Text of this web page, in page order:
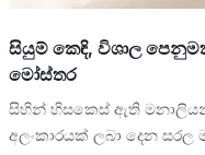
සියුම් කෙඳි, විශාල
මෝස්තර
සිහින් හිසකෙස් ඇති මනාලියන්
අලංකාරයක් ලබා දෙන